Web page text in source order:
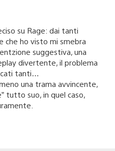
su Rage: dai tanti
che ho visto mi smebra
suggestiva, una
divertente, il problema
tanti…
una trama avvincente,
tutto suo, in quel caso,